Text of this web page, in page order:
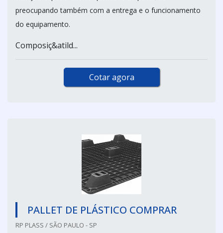
preocupando também com a entrega e o funcionamento
do equipamento.
Composiç&atild...
Cotar agora
PALLET DE PLÁSTICO COMPRAR
RP PLASS / SÃO PAULO - SP